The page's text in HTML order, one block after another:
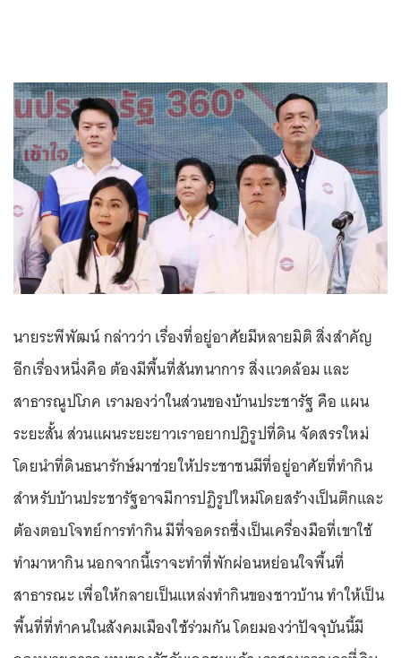
นายระพีพัฒน์ กล่าวว่า เรื่องที่อยู่อาศัยมีหลายมิติ สิ่งสำคัญ
อีกเรื่องหนึ่งคือ ต้องมีพื้นที่สันทนาการ สิ่งแวดล้อม และ
สาธารณูปโภค เรามองว่าในส่วนของบ้านประชารัฐ คือ แผน
ระยะสั้น ส่วนแผนระยะยาวเราอยากปฏิรูปที่ดิน จัดสรรใหม่
โดยนำที่ดินธนารักษ์มาช่วยให้ประชาชนมีที่อยู่อาศัยที่ทำกิน
สำหรับบ้านประชารัฐอาจมีการปฏิรูปใหม่โดยสร้างเป็นตึกและ
ต้องตอบโจทย์การทำกิน มีที่จอดรถซึ่งเป็นเครื่องมือที่เขาใช้
ทำมาหากิน นอกจากนี้เราจะทำที่พักผ่อนหย่อนใจพื้นที่
สาธารณะ เพื่อให้กลายเป็นแหล่งทำกินของชาวบ้าน ทำให้เป็น
พื้นที่ที่ทำคนในสังคมเมืองใช้ร่วมกัน โดยมองว่าปัจจุบันนี้มี